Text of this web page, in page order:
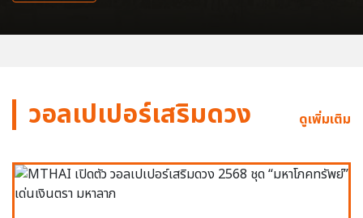
วอลเปเปอร์เสริมดวง ดูเพิ่มเติม